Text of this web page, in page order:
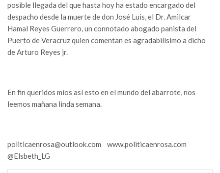
posible llegada del que hasta hoy ha estado encargado del
despacho desde la muerte de don José Luis, el Dr. Amilcar
Hamal Reyes Guerrero, un connotado abogado panista del
Puerto de Veracruz quien comentan es agradabilísimo a dicho
de Arturo Reyes jr.
En fin queridos míos así esto en el mundo del abarrote, nos
leemos mañana linda semana.
politicaenrosa@outlook.com www.politicaenrosa.com
@Elsbeth_LG